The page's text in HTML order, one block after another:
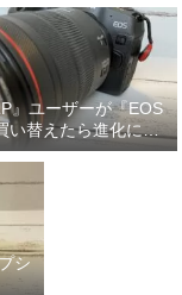
』ユーザーが『EOS
い替えたら進化に驚
いた‼
シ